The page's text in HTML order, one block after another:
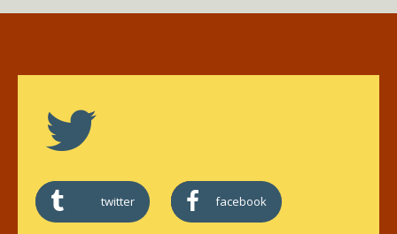
twitter facebook